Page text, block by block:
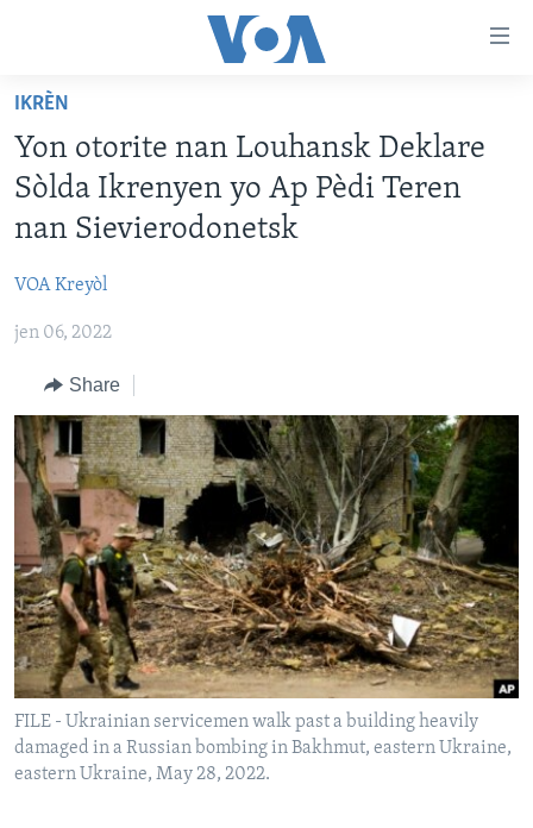
Skip
main
content
to
main
Navigation
Skip
Search
LÈZETAZINI
AMERIK LATIN
VIDEO
FLASHPOINT IKRÈN
Learning English
SUIV NOU
Languages
IKRÈN
Yon otorite nan Louhansk Deklare
Sòlda Ikrenyen yo Ap Pèdi Teren
nan Sievierodonetsk
VOA Kreyòl
jen 06, 2022
Share
FILE - Ukrainian servicemen walk past a building heavily
damaged in a Russian bombing in Bakhmut, eastern Ukraine,
eastern Ukraine, May 28, 2022.